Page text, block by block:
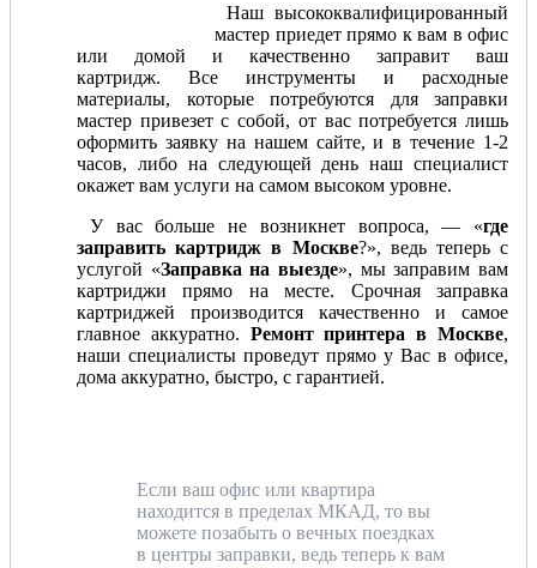
Наш высококвалифицированный
мастер приедет прямо к вам в офис
или домой и качественно заправит ваш
картридж. Все инструменты и расходные
материалы, которые потребуются для заправки
мастер привезет с собой, от вас потребуется лишь
оформить заявку на нашем сайте, и в течение 1-2
часов, либо на следующей день наш специалист
окажет вам услуги на самом высоком уровне.
У вас больше не возникнет вопроса, — «где
заправить картридж в Москве?», ведь теперь с
услугой «Заправка на выезде», мы заправим вам
картриджи прямо на месте. Срочная заправка
картриджей производится качественно и самое
главное аккуратно. Ремонт принтера в Москве,
наши специалисты проведут прямо у Вас в офисе,
дома аккуратно, быстро, с гарантией.
Если ваш офис или квартира
находится в пределах МКАД, то вы
можете позабыть о вечных поездках
в центры заправки, ведь теперь к вам